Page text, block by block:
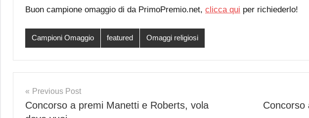
Buon campione omaggio di da PrimoPremio.net, clicca qui per richiederlo!
Campioni Omaggio featured Omaggi religiosi
Post
navigation
Previous Post
Concorso a premi Manetti e Roberts, vola
Concorso